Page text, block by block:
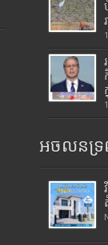
អចលនទ្រ